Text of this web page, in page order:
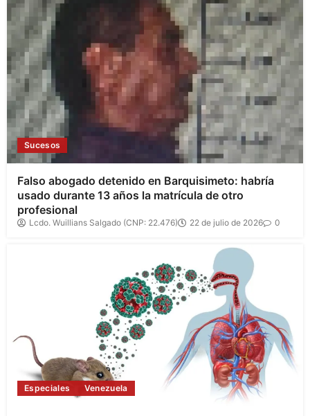
Sucesos
Falso abogado detenido en Barquisimeto: habría
usado durante 13 años la matrícula de otro
profesional
Lcdo. Wuillians Salgado (CNP: 22.476) 22 de julio de 2026 0
Especiales Venezuela